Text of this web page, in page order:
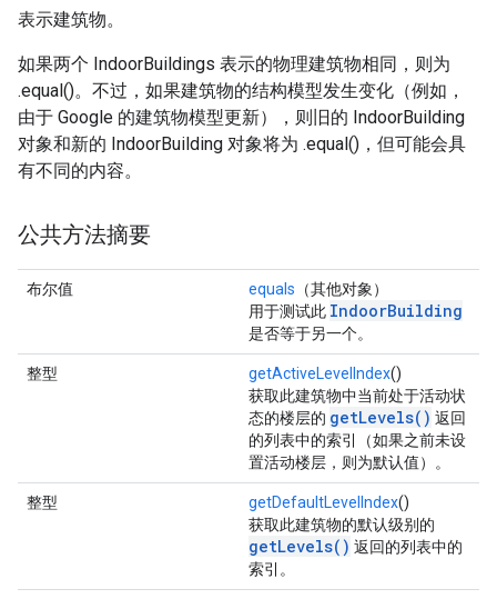
表示建筑物。
如果两个 IndoorBuildings 表示的物理建筑物相同，则为
.equal()。不过，如果建筑物的结构模型发生变化（例如，
由于 Google 的建筑物模型更新），则旧的 IndoorBuilding
对象和新的 IndoorBuilding 对象将为 .equal()，但可能会具
有不同的内容。
公共方法摘要
布尔值 equals （其他对象）
用于测试此 IndoorBuilding
是否等于另一个。
整型 getActiveLevelIndex()
获取此建筑物中当前处于活动状
态的楼层的 getLevels() 返回
的列表中的索引（如果之前未设
置活动楼层，则为默认值）。
整型 getDefaultLevelIndex()
获取此建筑物的默认级别的
getLevels() 返回的列表中的
索引。